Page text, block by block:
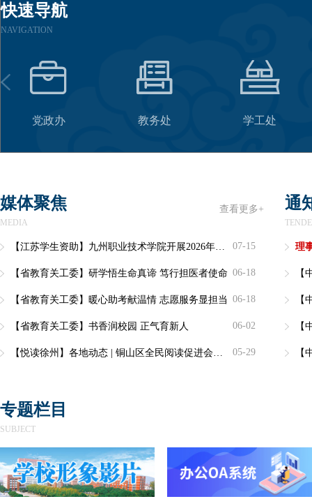
快速导航
NAVIGATION
党政办 教务处 学工处
媒体聚焦
MEDIA
查看更多+
07-15
【省教育关工委】研学悟生命真谛 笃行担医者使命 06-18
【省教育关工委】暖心助考献温情 志愿服务显担当 06-18
【省教育关工委】书香润校园 正气育新人 06-02
05-29
通
理
【
【
【
【
专题栏目
SUBJECT